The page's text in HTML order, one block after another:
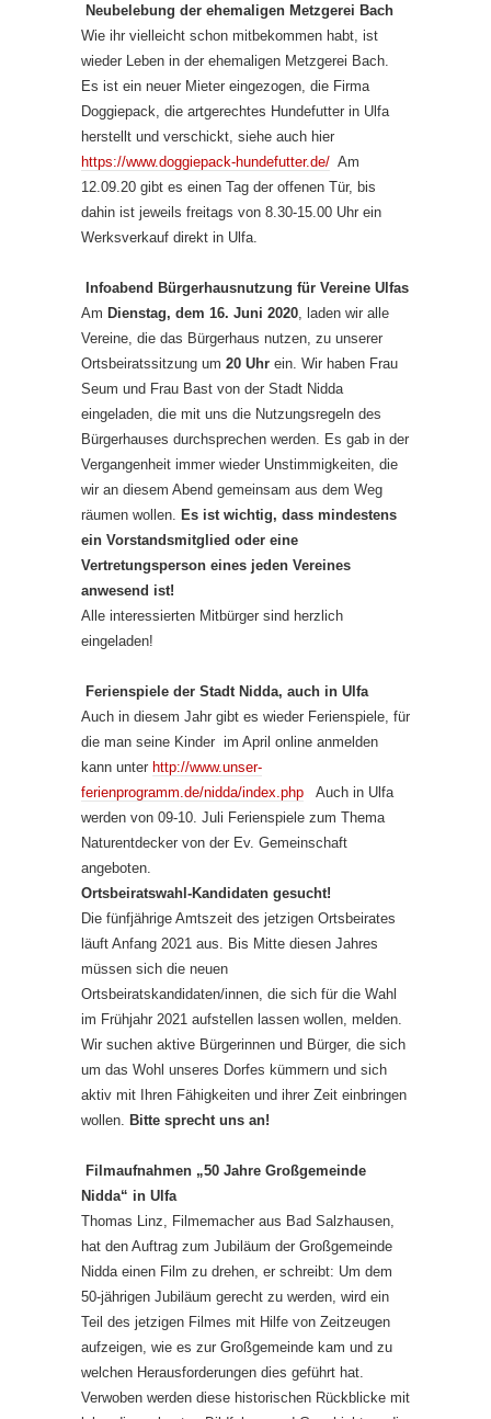
Neubelebung der ehemaligen Metzgerei Bach
Wie ihr vielleicht schon mitbekommen habt, ist
wieder Leben in der ehemaligen Metzgerei Bach.
Es ist ein neuer Mieter eingezogen, die Firma
Doggiepack, die artgerechtes Hundefutter in Ulfa
herstellt und verschickt, siehe auch hier
https://www.doggiepack-hundefutter.de/ Am
12.09.20 gibt es einen Tag der offenen Tür, bis
dahin ist jeweils freitags von 8.30-15.00 Uhr ein
Werksverkauf direkt in Ulfa.
Infoabend Bürgerhausnutzung für Vereine Ulfas
Am Dienstag, dem 16. Juni 2020, laden wir alle
Vereine, die das Bürgerhaus nutzen, zu unserer
Ortsbeiratssitzung um 20 Uhr ein. Wir haben Frau
Seum und Frau Bast von der Stadt Nidda
eingeladen, die mit uns die Nutzungsregeln des
Bürgerhauses durchsprechen werden. Es gab in der
Vergangenheit immer wieder Unstimmigkeiten, die
wir an diesem Abend gemeinsam aus dem Weg
räumen wollen. Es ist wichtig, dass mindestens
ein Vorstandsmitglied oder eine
Vertretungsperson eines jeden Vereines
anwesend ist!
Alle interessierten Mitbürger sind herzlich
eingeladen!
Ferienspiele der Stadt Nidda, auch in Ulfa
Auch in diesem Jahr gibt es wieder Ferienspiele, für
die man seine Kinder im April online anmelden
kann unter http://www.unser-
ferienprogramm.de/nidda/index.php Auch in Ulfa
werden von 09-10. Juli Ferienspiele zum Thema
Naturentdecker von der Ev. Gemeinschaft
angeboten.
Ortsbeiratswahl-Kandidaten gesucht!
Die fünfjährige Amtszeit des jetzigen Ortsbeirates
läuft Anfang 2021 aus. Bis Mitte diesen Jahres
müssen sich die neuen
Ortsbeiratskandidaten/innen, die sich für die Wahl
im Frühjahr 2021 aufstellen lassen wollen, melden.
Wir suchen aktive Bürgerinnen und Bürger, die sich
um das Wohl unseres Dorfes kümmern und sich
aktiv mit Ihren Fähigkeiten und ihrer Zeit einbringen
wollen. Bitte sprecht uns an!
Filmaufnahmen „50 Jahre Großgemeinde
Nidda“ in Ulfa
Thomas Linz, Filmemacher aus Bad Salzhausen,
hat den Auftrag zum Jubiläum der Großgemeinde
Nidda einen Film zu drehen, er schreibt: Um dem
50-jährigen Jubiläum gerecht zu werden, wird ein
Teil des jetzigen Filmes mit Hilfe von Zeitzeugen
aufzeigen, wie es zur Großgemeinde kam und zu
welchen Herausforderungen dies geführt hat.
Verwoben werden diese historischen Rückblicke mit